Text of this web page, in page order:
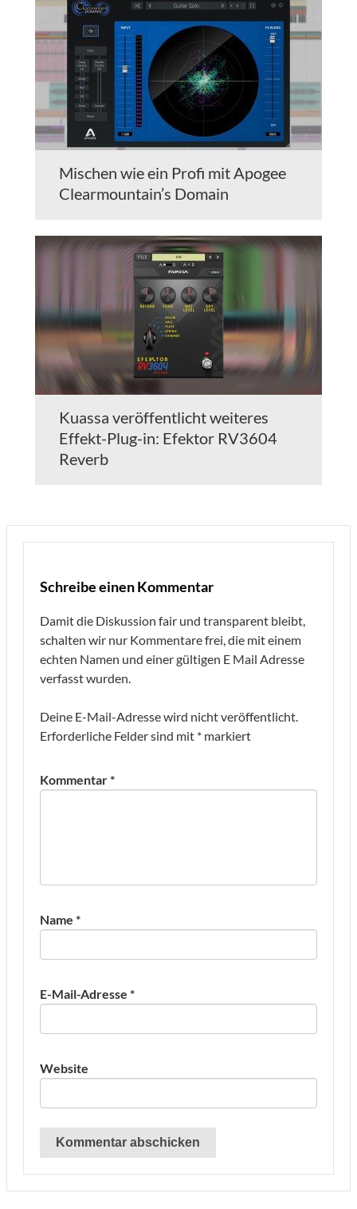
Mischen wie ein Profi mit Apogee
Clearmountain’s Domain
Kuassa veröffentlicht weiteres
Effekt-Plug-in: Efektor RV3604
Reverb
Schreibe einen Kommentar
Damit die Diskussion fair und transparent bleibt,
schalten wir nur Kommentare frei, die mit einem
echten Namen und einer gültigen E Mail Adresse
verfasst wurden.
Deine E-Mail-Adresse wird nicht veröffentlicht.
Erforderliche Felder sind mit * markiert
Kommentar*
Name *
E-Mail-Adresse *
Website